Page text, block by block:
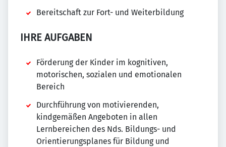
Bereitschaft zur Fort- und Weiterbildung
IHRE AUFGABEN
Förderung der Kinder im kognitiven,
motorischen, sozialen und emotionalen
Bereich
Durchführung von motivierenden,
kindgemäßen Angeboten in allen
Lernbereichen des Nds. Bildungs- und
Orientierungsplanes für Bildung und